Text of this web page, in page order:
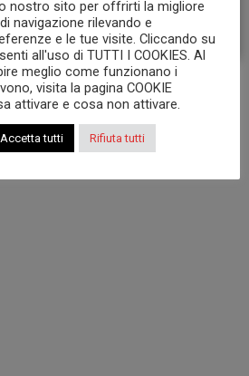
nostro sito per offrirti la migliore
navigazione rilevando e
e le tue visite. Cliccando su
all'uso di TUTTI I COOKIES. Al
meglio come funzionano i
visita la pagina COOKIE
attivare e cosa non attivare.
Accetta tutti Rifiuta tutti